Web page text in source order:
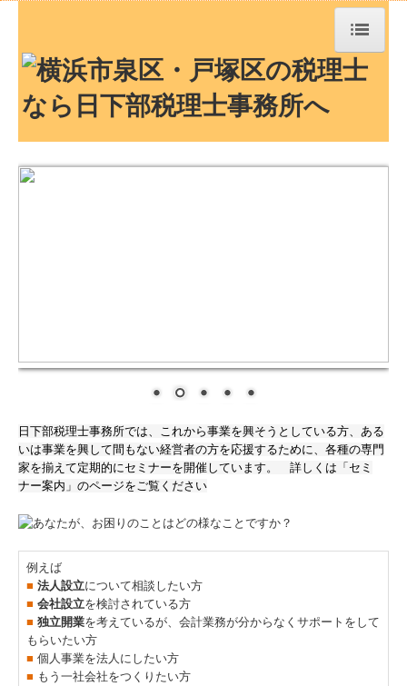
トップページ
交通案内
業務案内
セミナー案内
料金について
関連リンク
日下部税理士事務所では、これから事業を興そうとしている方、ある
いは事業を興して間もない経営者の方を応援するために、各種の専門
家を揃えて定期的にセミナーを開催しています。　詳しくは「セミ
ナー案内」のページをご覧ください
例えば
■ 法人設立について相談したい方
■ 会社設立を検討されている方
■ 独立開業を考えているが、会計業務が分からなくサポートをして
もらいたい方
■ 個人事業を法人にしたい方
■ もう一社会社をつくりたい方